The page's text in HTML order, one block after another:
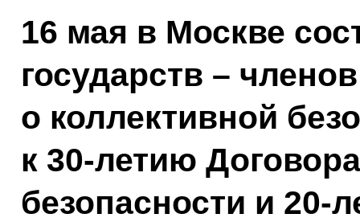
16 мая в Москве
государств –
о коллективной
к 30-летию
безопасности и 20-